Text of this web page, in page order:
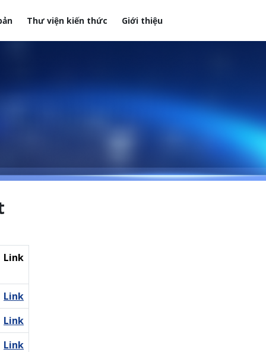
Thư viện kiến thức Giới thiệu
Link
Link
Link
Link